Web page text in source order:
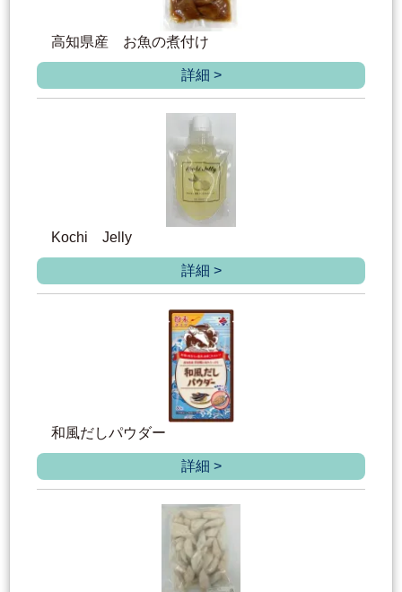
高知県産 お魚の煮付け
詳細 >
Kochi Jelly
詳細 >
和風だしパウダー
詳細 >